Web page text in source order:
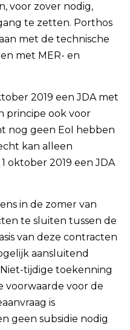
voor zover nodig,
te zetten. Porthos
met de technische
met MER- en
2019 een JDA met
principe ook voor
nog geen EoI hebben
kan alleen
oktober 2019 een JDA
in de zomer van
te sluiten tussen de
van deze contracten
aansluitend
Niet-tijdige toekenning
voorwaarde voor de
is
geen subsidie nodig